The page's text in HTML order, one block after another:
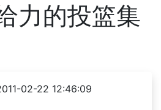
力的投篮集
02-22 12:46:09